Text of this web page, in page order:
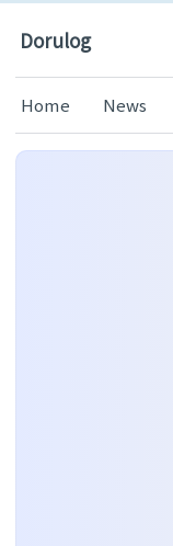
Dorulog
Home News